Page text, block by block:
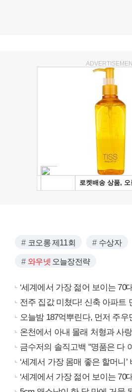
코오롱 제11회 수상자
와우넷 오늘장전략
‘세계에서 가장 젊어 보이는 70
전주 집값 미쳤다! 신축 아파트
오늘밤 187억뿌린다, 먼저 주우
온천에서 아내 몰래 처형과 사
금수저의 솔직고백 "명품은 다
‘세계서 가장 몸매 좋은 할머니’
‘세계에서 가장 젊어 보이는 70